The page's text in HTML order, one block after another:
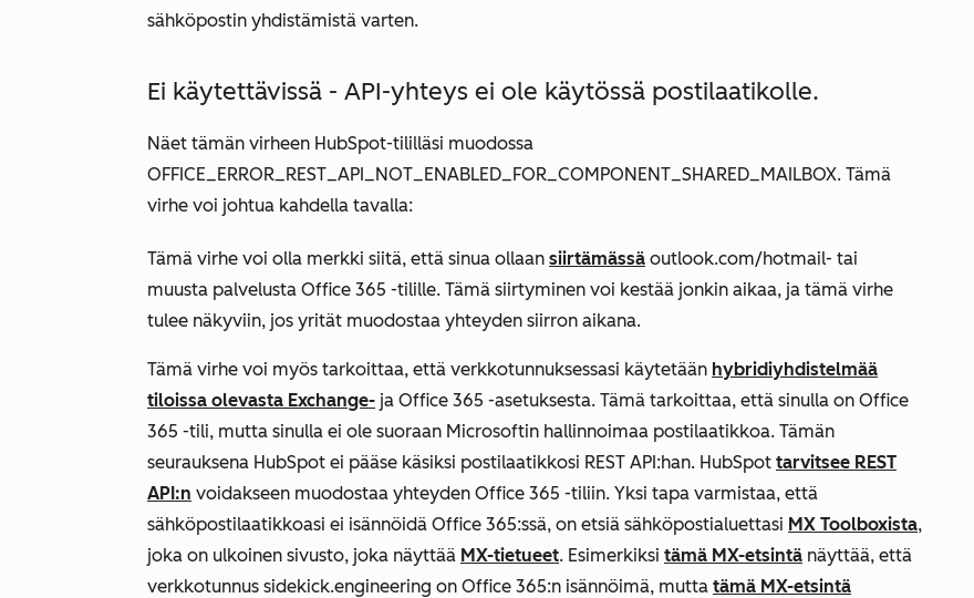
sähköpostin yhdistämistä varten.
Ei käytettävissä - API-yhteys ei ole käytössä postilaatikolle.
Näet tämän virheen HubSpot-tililläsi muodossa
OFFICE_ERROR_REST_API_NOT_ENABLED_FOR_COMPONENT_SHARED_MAILBOX. Tämä
virhe voi johtua kahdella tavalla:
Tämä virhe voi olla merkki siitä, että sinua ollaan siirtämässä outlook.com/hotmail- tai
muusta palvelusta Office 365 -tilille. Tämä siirtyminen voi kestää jonkin aikaa, ja tämä virhe
tulee näkyviin, jos yrität muodostaa yhteyden siirron aikana.
Tämä virhe voi myös tarkoittaa, että verkkotunnuksessasi käytetään hybridiyhdistelmää
tiloissa olevasta Exchange- ja Office 365 -asetuksesta. Tämä tarkoittaa, että sinulla on Office
365 -tili, mutta sinulla ei ole suoraan Microsoftin hallinnoimaa postilaatikkoa. Tämän
seurauksena HubSpot ei pääse käsiksi postilaatikkosi REST API:han. HubSpot tarvitsee REST
API:n voidakseen muodostaa yhteyden Office 365 -tiliin. Yksi tapa varmistaa, että
sähköpostilaatikkoasi ei isännöidä Office 365:ssä, on etsiä sähköpostialuettasi MX Toolboxista,
joka on ulkoinen sivusto, joka näyttää MX-tietueet. Esimerkiksi tämä MX-etsintä näyttää, että
verkkotunnus sidekick.engineering on Office 365:n isännöimä, mutta tämä MX-etsintä